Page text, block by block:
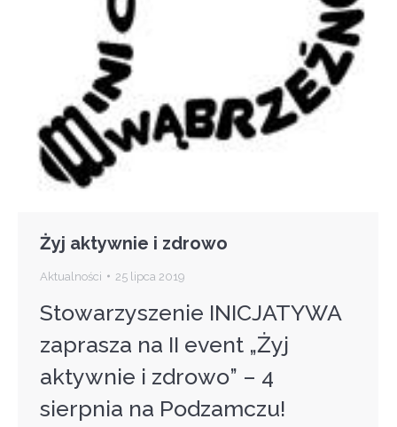
Żyj aktywnie i zdrowo
Aktualności 25 lipca 2019
Stowarzyszenie INICJATYWA
zaprasza na II event „Żyj
aktywnie i zdrowo” – 4
sierpnia na Podzamczu!